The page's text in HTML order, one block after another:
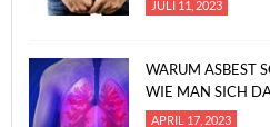
JULI 11, 2023
WARUM ASBEST
WIE MAN SICH
APRIL 17, 2023